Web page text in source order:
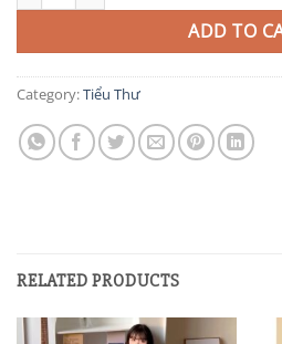
ADD TO
Category:Tiểu Thư
RELATED PRODUCTS